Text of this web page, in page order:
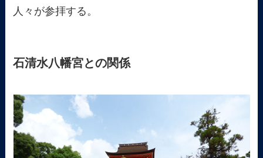
人々が参拝する。
石清水八幡宮との関係